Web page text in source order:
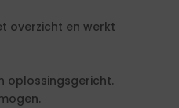
overzicht en werkt
oplossingsgericht.